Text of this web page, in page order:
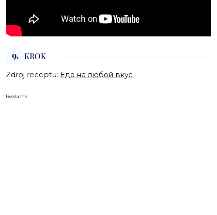
9. KROK
Zdroj receptu: Еда на любой вкус
Reklama